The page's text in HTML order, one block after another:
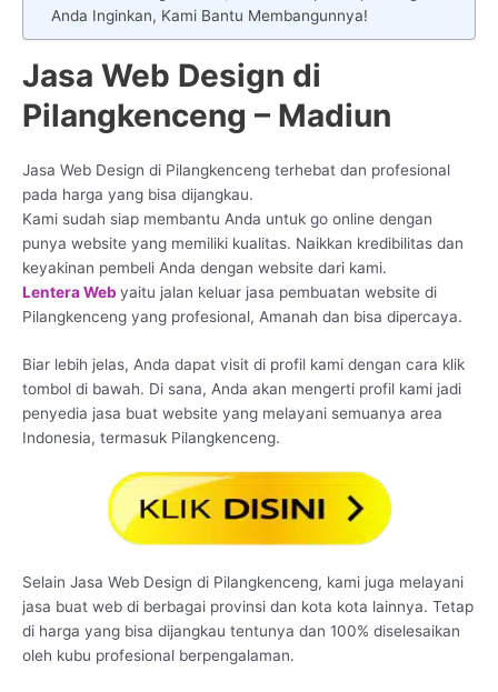
Anda Inginkan, Kami Bantu Membangunnya!
Jasa Web Design di
Pilangkenceng – Madiun
Jasa Web Design di Pilangkenceng terhebat dan profesional
pada harga yang bisa dijangkau.
Kami sudah siap membantu Anda untuk go online dengan
punya website yang memiliki kualitas. Naikkan kredibilitas dan
keyakinan pembeli Anda dengan website dari kami.
Lentera Web yaitu jalan keluar jasa pembuatan website di
Pilangkenceng yang profesional, Amanah dan bisa dipercaya.
Biar lebih jelas, Anda dapat visit di profil kami dengan cara klik
tombol di bawah. Di sana, Anda akan mengerti profil kami jadi
penyedia jasa buat website yang melayani semuanya area
Indonesia, termasuk Pilangkenceng.
Selain Jasa Web Design di Pilangkenceng, kami juga melayani
jasa buat web di berbagai provinsi dan kota kota lainnya. Tetap
di harga yang bisa dijangkau tentunya dan 100% diselesaikan
oleh kubu profesional berpengalaman.